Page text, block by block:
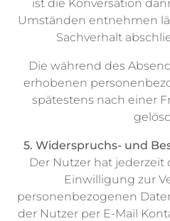
ist die Konversation
Umständen entnehmen
Sachverhalt
Die während des
erhobenen
spätestens nach einer
5. Widerspruchs- und
Der Nutzer hat jederzeit
Einwilligung zur
personenbezogenen
der Nutzer per E-Mail